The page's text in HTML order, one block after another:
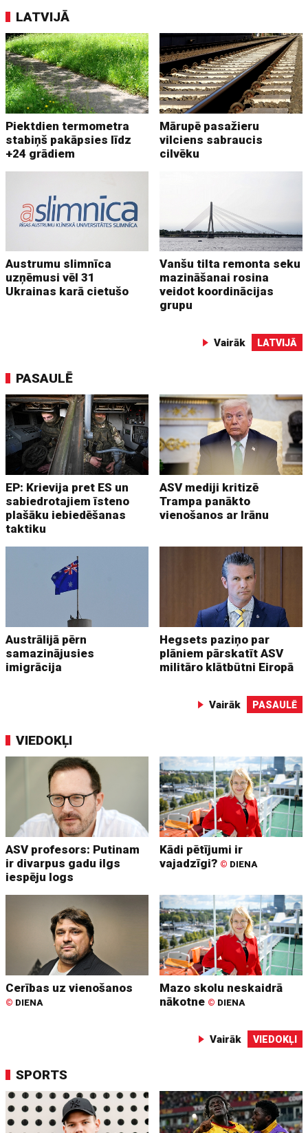
LATVIJĀ
Piektdien termometra
stabiņš pakāpsies līdz
+24 grādiem
Mārupē pasažieru
vilciens sabraucis
cilvēku
Austrumu slimnīca
uzņēmusi vēl 31
Ukrainas karā cietušo
Vanšu tilta remonta seku
mazināšanai rosina
veidot koordinācijas
grupu
Vairāk LATVIJĀ
PASAULĒ
EP: Krievija pret ES un
sabiedrotajiem īsteno
plašāku iebiedēšanas
taktiku
ASV mediji kritizē
Trampa panākto
vienošanos ar Irānu
Austrālijā pērn
samazinājusies
imigrācija
Hegsets paziņo par
plāniem pārskatīt ASV
militāro klātbūtni Eiropā
Vairāk PASAULĒ
VIEDOKĻI
ASV profesors: Putinam
ir divarpus gadu ilgs
iespēju logs
Kādi pētījumi ir
vajadzīgi? © DIENA
Cerības uz vienošanos
© DIENA
Mazo skolu neskaidrā
nākotne © DIENA
Vairāk VIEDOKĻI
SPORTS